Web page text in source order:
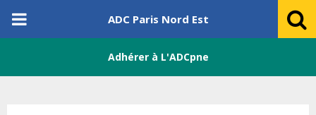
PRIMARY
ADC Paris Nord Est
Adhérer à L'ADCpne